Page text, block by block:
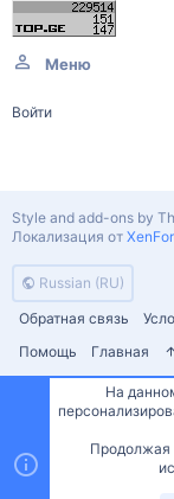
Меню
Войти
Russian (RU)
Обратная связь
Помощь
Главная
Style and add-ons by
Локализация от
На
Продолжая